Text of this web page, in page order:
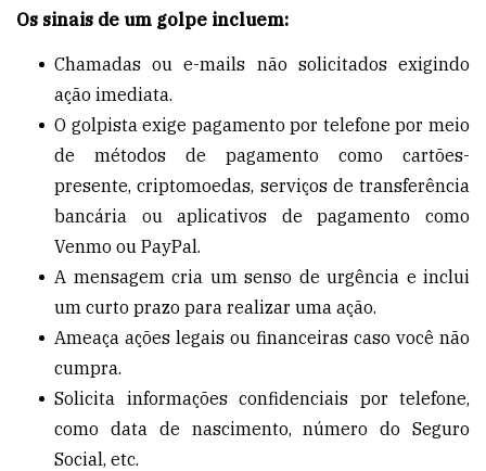
Os sinais de um golpe incluem:
Chamadas ou e-mails não solicitados exigindo
ação imediata.
O golpista exige pagamento por telefone por meio
de métodos de pagamento como cartões-
presente, criptomoedas, serviços de transferência
bancária ou aplicativos de pagamento como
Venmo ou PayPal.
A mensagem cria um senso de urgência e inclui
um curto prazo para realizar uma ação.
Ameaça ações legais ou financeiras caso você não
cumpra.
Solicita informações confidenciais por telefone,
como data de nascimento, número do Seguro
Social, etc.